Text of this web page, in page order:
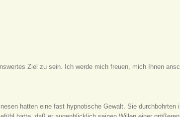
Ziel zu sein. Ich werde mich freuen, mich Ihnen
hatten eine fast hypnotische Gewalt. Sie